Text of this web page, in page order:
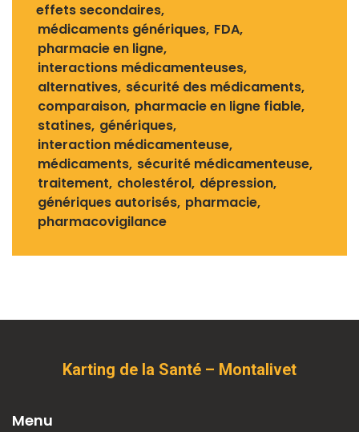
effets secondaires
médicaments génériques FDA
pharmacie en ligne
interactions médicamenteuses
alternatives sécurité des médicaments
comparaison pharmacie en ligne fiable
statines génériques
interaction médicamenteuse
médicaments sécurité médicamenteuse
traitement cholestérol dépression
génériques autorisés pharmacie
pharmacovigilance
Karting de la Santé – Montalivet
Menu